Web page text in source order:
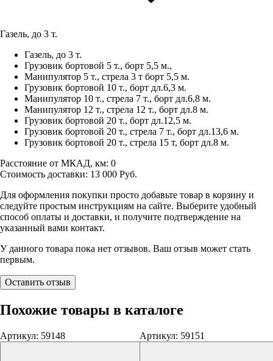
Газель, до 3 т.
Газель, до 3 т.
Грузовик бортовой 5 т., борт 5,5 м.,
Манипулятор 5 т., стрела 3 т борт 5,5 м.
Грузовик бортовой 10 т., борт дл.6,3 м.
Манипулятор 10 т., стрела 7 т., борт дл.6,8 м.
Манипулятор 12 т., стрела 12 т., борт дл.8 м.
Грузовик бортовой 20 т., борт дл.12,5 м.
Грузовик бортовой 20 т., стрела 7 т., борт дл.13,6 м.
Грузовик бортовой 20 т., стрела 15 т, борт дл.8 м.
Расстояние от МКАД, км: 0
Стоимость доставки: 13 000 Руб.
Для оформления покупки просто добавьте товар в корзину и
следуйте простым инструкциям на сайте. Выберите удобный
способ оплаты и доставки, и получите подтверждение на
указанный вами контакт.
У данного товара пока нет отзывов. Ваш отзыв может стать
первым.
Оставить отзыв
Похожие товары в каталоге
Артикул: 59148 Артикул: 59151